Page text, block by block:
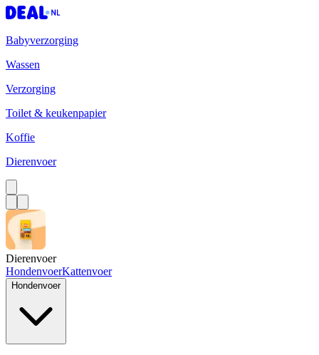
Babyverzorging
Wassen
Verzorging
Toilet & keukenpapier
Koffie
Dierenvoer
Dierenvoer
HondenvoerKattenvoer
Hondenvoer